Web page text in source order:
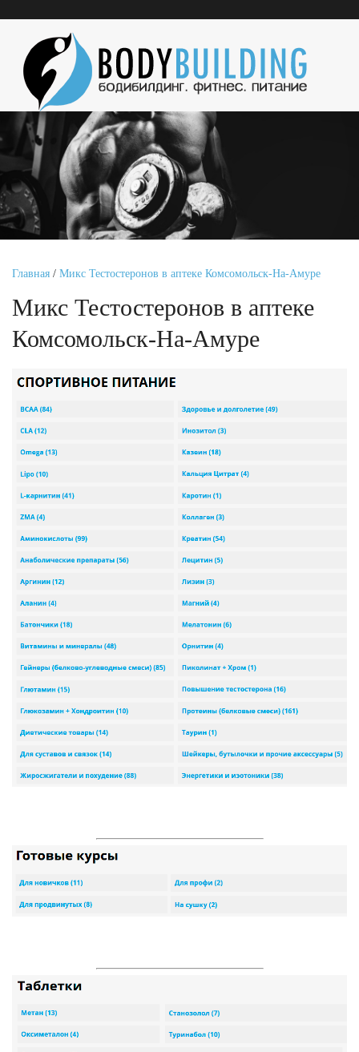
Главная / Микс Тестостеронов в аптеке Комсомольск-На-Амуре
Микс Тестостеронов в аптеке
Комсомольск-На-Амуре